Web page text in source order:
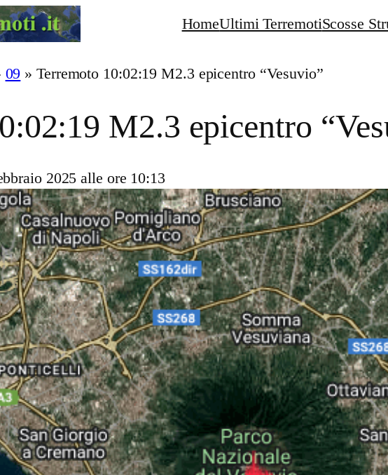
HomeUltimi TerremotiScosse
09 »Terremoto 10:02:19 M2.3 epicentro “Vesuvio”
M2.3 epicentro
2025 alle ore 10:13